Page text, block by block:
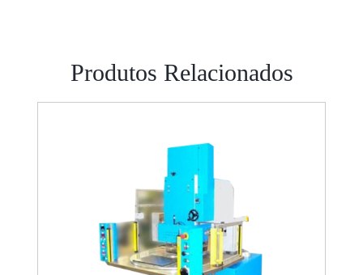
Produtos Relacionados